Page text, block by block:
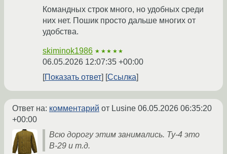
Командных строк много, но удобных среди
них нет. Пошик просто дальше многих от
удобства.
skiminok1986 ★★★★★
06.05.2026 12:07:35 +00:00
Показать ответ
Ссылка
Ответ на: комментарий от Lusine 06.05.2026 06:35:20
+00:00
Всю дорогу этим занимались. Ту-4 это
B-29 и т.д.